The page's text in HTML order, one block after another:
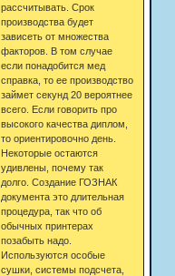
рассчитывать. Срок
производства будет
зависеть от множества
факторов. В том случае
если понадобится мед
справка, то ее производство
займет секунд 20 вероятнее
всего. Если говорить про
высокого качества диплом,
то ориентировочно день.
Некоторые остаются
удивлены, почему так
долго. Создание ГОЗНАК
документа это длительная
процедура, так что об
обычных принтерах
позабыть надо.
Используются особые
сушки, системы подсчета,